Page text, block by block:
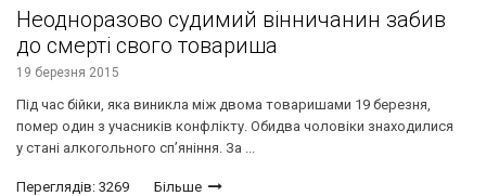
Неодноразово судимий вінничанин забив
до смерті свого товариша
19 березня 2015
Під час бійки, яка виникла між двома товаришами 19 березня,
помер один з учасників конфлікту. Обидва чоловіки знаходилися
у стані алкогольного сп’яніння. За ...
Переглядів: 3269 Більше